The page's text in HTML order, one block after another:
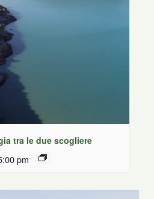
tra le due scogliere
pm